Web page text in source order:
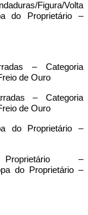
Figura/Volta
do Proprietário –
– Categoria
de Ouro
– Categoria
de Ouro
do Proprietário –
–
do Proprietário –